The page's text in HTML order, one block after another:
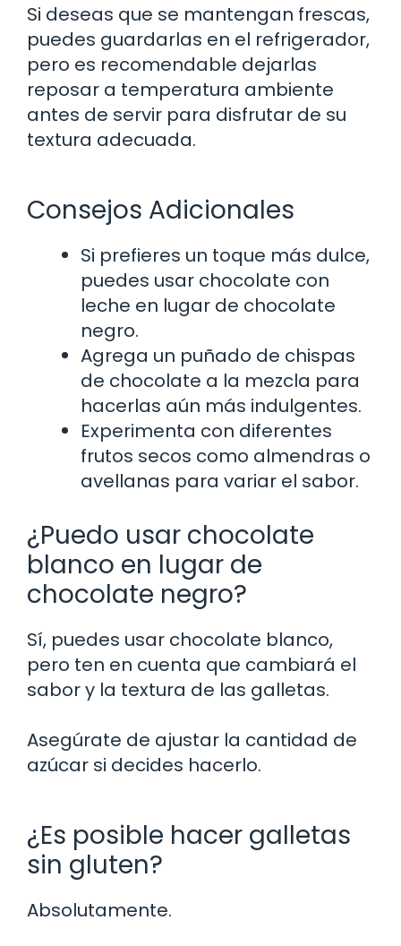
Si deseas que se mantengan frescas,
puedes guardarlas en el refrigerador,
pero es recomendable dejarlas
reposar a temperatura ambiente
antes de servir para disfrutar de su
textura adecuada.
Consejos Adicionales
Si prefieres un toque más dulce,
puedes usar chocolate con
leche en lugar de chocolate
negro.
Agrega un puñado de chispas
de chocolate a la mezcla para
hacerlas aún más indulgentes.
Experimenta con diferentes
frutos secos como almendras o
avellanas para variar el sabor.
¿Puedo usar chocolate
blanco en lugar de
chocolate negro?
Sí, puedes usar chocolate blanco,
pero ten en cuenta que cambiará el
sabor y la textura de las galletas.
Asegúrate de ajustar la cantidad de
azúcar si decides hacerlo.
¿Es posible hacer galletas
sin gluten?
Absolutamente.